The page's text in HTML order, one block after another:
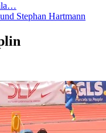
Stephan Hartmann